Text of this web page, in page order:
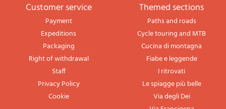
Customer service
Payment
Expeditions
Packaging
Right of withdrawal
Staff
Privacy Policy
Cookie
themed sections
Paths and roads
Cycle touring and MTB
Cucina di montagna
Fiabe e leggende
I ritrovati
Le spiagge più belle
Via degli Dei